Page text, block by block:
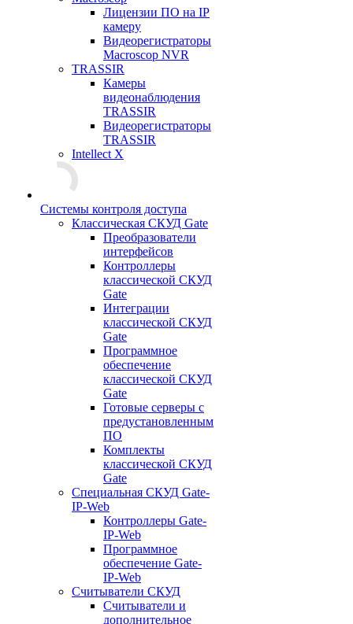
Лицензии ПО на IP
камеру
Видеорегистраторы
Macroscop NVR
TRASSIR
Камеры
видеонаблюдения
TRASSIR
Видеорегистраторы
TRASSIR
Intellect X
Системы контроля доступа
Классическая СКУД Gate
Преобразователи
интерфейсов
Контроллеры
классической СКУД
Gate
Интеграции
классической СКУД
Gate
Программное
обеспечение
классической СКУД
Gate
Готовые серверы с
предустановленным
ПО
Комплекты
классической СКУД
Gate
Специальная СКУД Gate-
IP-Web
Контроллеры Gate-
IP-Web
Программное
обеспечение Gate-
IP-Web
Считыватели СКУД
Считыватели и
дополнительное